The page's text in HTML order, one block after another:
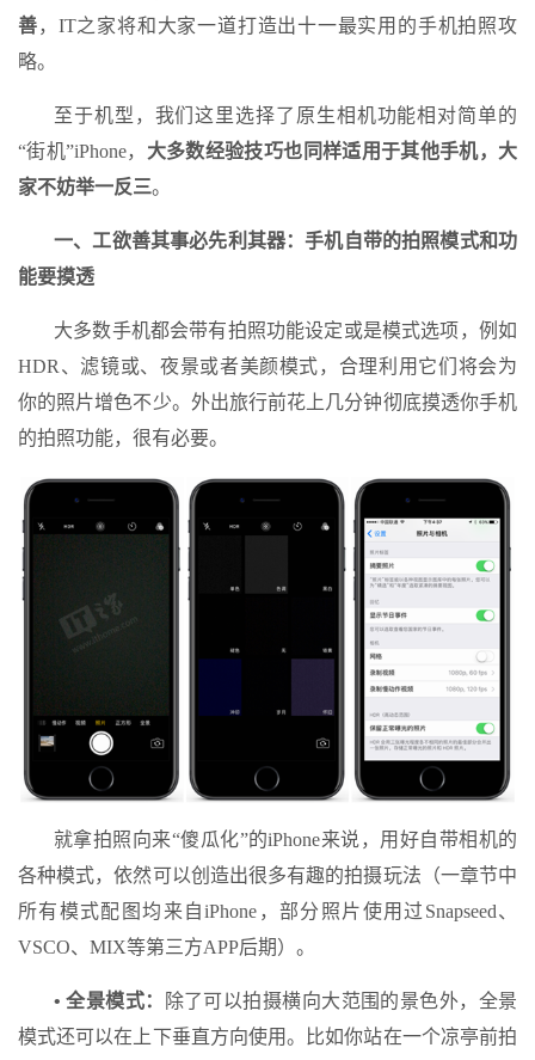
善，IT之家将和大家一道打造出十一最实用的手机拍照攻
略。
至于机型，我们这里选择了原生相机功能相对简单的
“街机”iPhone， 大多数经验技巧也同样适用于其他手机，大
家不妨举一反三。
一、工欲善其事必先利其器：手机自带的拍照模式和功
能要摸透
大多数手机都会带有拍照功能设定或是模式选项，例如
HDR、滤镜或、夜景或者美颜模式，合理利用它们将会为
你的照片增色不少。外出旅行前花上几分钟彻底摸透你手机
的拍照功能，很有必要。
就拿拍照向来“傻瓜化”的iPhone来说，用好自带相机的
各种模式，依然可以创造出很多有趣的拍摄玩法（一章节中
所有模式配图均来自iPhone，部分照片使用过Snapseed、
VSCO、MIX等第三方APP后期）。
• 全景模式：
除了可以拍摄横向大范围的景色外，全景
模式还可以在上下垂直方向使用。比如你站在一个凉亭前拍